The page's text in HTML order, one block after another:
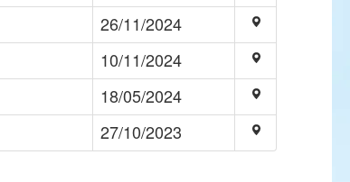
26/11/2024
10/11/2024
18/05/2024
27/10/2023